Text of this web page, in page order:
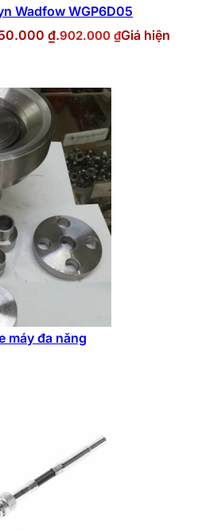
Wadfow WGP6D05
₫.902.000 ₫Giá hiện
máy đa năng